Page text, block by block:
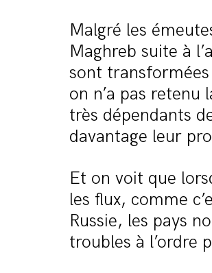
Malgré les
Maghreb suite à
sont
on n’a pas retenu
très dépendants
davantage leur
Et on voit que
les flux, comme
Russie, les pays
troubles à l’ordre